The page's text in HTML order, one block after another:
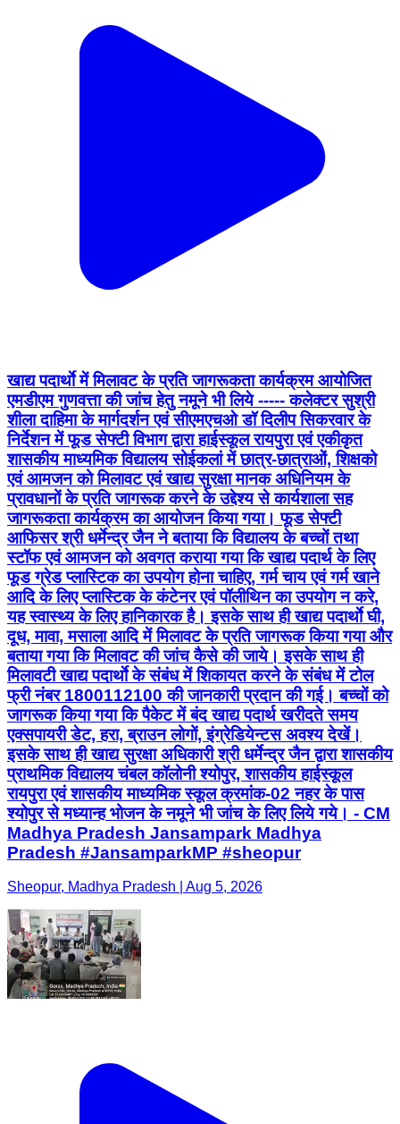
खाद्य पदार्थाे में मिलावट के प्रति जागरूकता कार्यक्रम आयोजित
एमडीएम गुणवत्ता की जांच हेतु नमूने भी लिये ----- कलेक्टर सुश्री
शीला दाहिमा के मार्गदर्शन एवं सीएमएचओ डॉ दिलीप सिकरवार के
निर्देशन में फूड सेफ्टी विभाग द्वारा हाईस्कूल रायपुरा एवं एकीकृत
शासकीय माध्यमिक विद्यालय सोईकलां में छात्र-छात्राओं, शिक्षको
एवं आमजन को मिलावट एवं खाद्य सुरक्षा मानक अधिनियम के
प्रावधानों के प्रति जागरूक करने के उद्देश्य से कार्यशाला सह
जागरूकता कार्यक्रम का आयोजन किया गया। फूड सेफ्टी
आफिसर श्री धर्मेन्द्र जैन ने बताया कि विद्यालय के बच्चों तथा
स्टॉफ एवं आमजन को अवगत कराया गया कि खाद्य पदार्थ के लिए
फूड ग्रेड प्लास्टिक का उपयोग होना चाहिए, गर्म चाय एवं गर्म खाने
आदि के लिए प्लास्टिक के कंटेनर एवं पॉलीथिन का उपयोग न करे,
यह स्वास्थ्य के लिए हानिकारक है। इसके साथ ही खाद्य पदार्थाे घी,
दूध, मावा, मसाला आदि में मिलावट के प्रति जागरूक किया गया और
बताया गया कि मिलावट की जांच कैसे की जाये। इसके साथ ही
मिलावटी खाद्य पदार्थाे के संबंध में शिकायत करने के संबंध में टोल
फ्री नंबर 1800112100 की जानकारी प्रदान की गई। बच्चों को
जागरूक किया गया कि पैकेट में बंद खाद्य पदार्थ खरीदते समय
एक्सपायरी डेट, हरा, ब्राउन लोगों, इंग्रेडियेन्टस अवश्य देखें।
इसके साथ ही खाद्य सुरक्षा अधिकारी श्री धर्मेन्द्र जैन द्वारा शासकीय
प्राथमिक विद्यालय चंबल कॉलोनी श्योपुर, शासकीय हाईस्कूल
रायपुरा एवं शासकीय माध्यमिक स्कूल क्रमांक-02 नहर के पास
श्योपुर से मध्यान्ह भोजन के नमूने भी जांच के लिए लिये गये। - CM
Madhya Pradesh Jansampark Madhya
Pradesh #JansamparkMP #sheopur
Sheopur, Madhya Pradesh | Aug 5, 2026